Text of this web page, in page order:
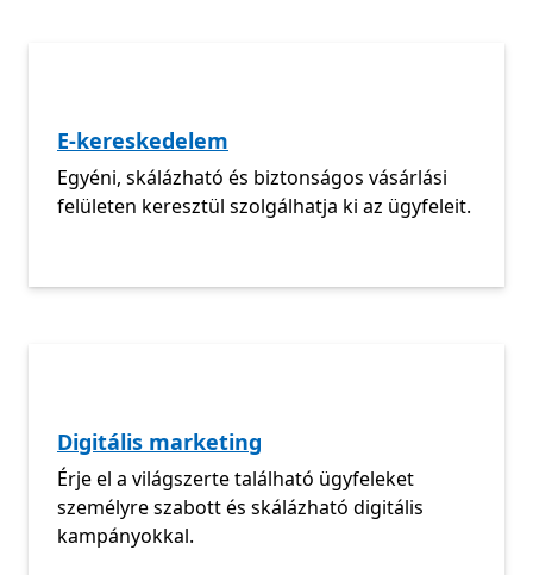
E-kereskedelem
Egyéni, skálázható és biztonságos vásárlási
felületen keresztül szolgálhatja ki az ügyfeleit.
Digitális marketing
Érje el a világszerte található ügyfeleket
személyre szabott és skálázható digitális
kampányokkal.